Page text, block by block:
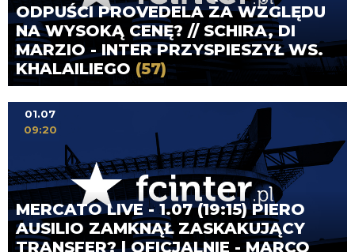
ODPUŚCI PROVEDELA ZA WZGLĘDU
NA WYSOKĄ CENĘ? // SCHIRA, DI
MARZIO - INTER PRZYSPIESZYŁ WS.
KHALAILIEGO (57)
MERCATO LIVE - 1.07 (19:15) PIERO
AUSILIO ZAMKNĄŁ ZASKAKUJĄCY
TRANSFER? | OFICJALNIE - MARCO
01.07
09:20